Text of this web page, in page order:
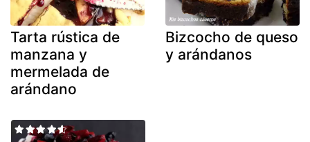
Tarta rústica de
manzana y
mermelada de
arándano
Bizcocho de queso
y arándanos